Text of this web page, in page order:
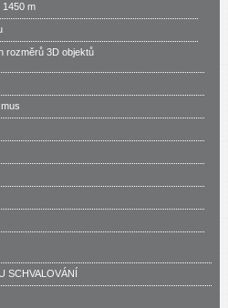
1450 m
rozměrů 3D objektů
SCHVALOVÁNÍ